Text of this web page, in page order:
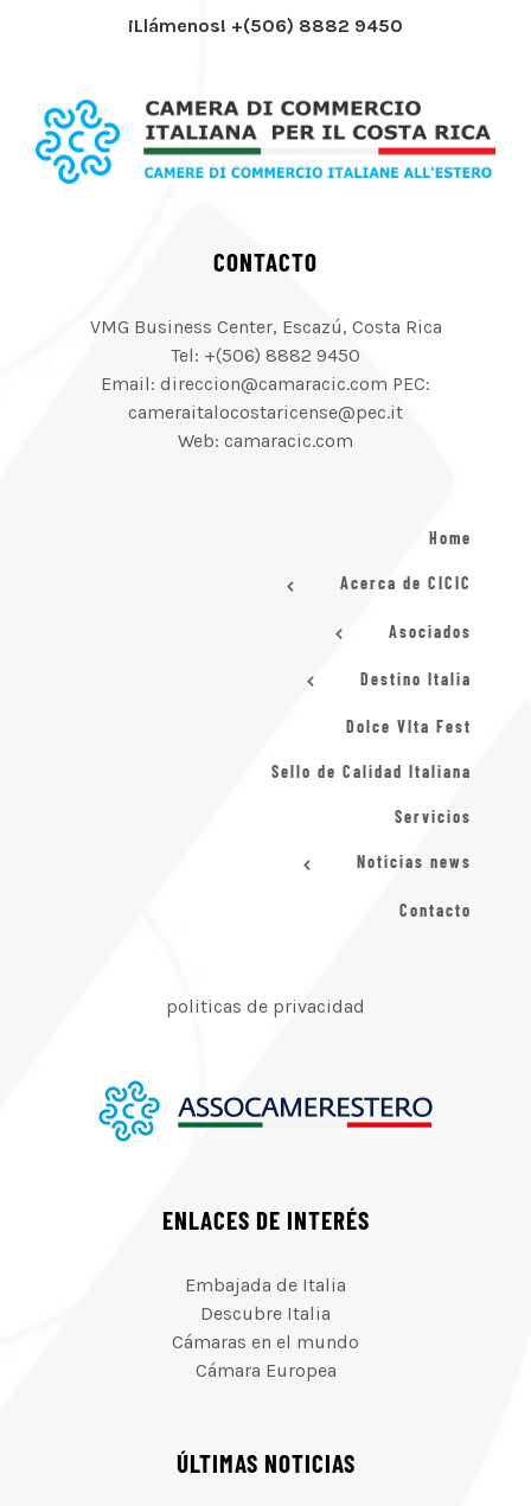
¡Llámenos! +(506) 8882 9450
CONTACTO
VMG Business Center, Escazú, Costa Rica
Tel: +(506) 8882 9450
Email: direccion@camaracic.com PEC:
cameraitalocostaricense@pec.it
Web: camaracic.com
Home
Acerca de CICIC
Asociados
Destino Italia
Dolce VIta Fest
Sello de Calidad Italiana
Servicios
Noticias news
Contacto
politicas de privacidad
ENLACES DE INTERÉS
Embajada de Italia
Descubre Italia
Cámaras en el mundo
Cámara Europea
ÚLTIMAS NOTICIAS